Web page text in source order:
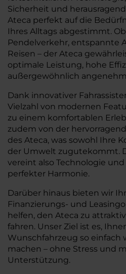
Sicherheit und
Ateca perfekt auf die
Ihres Alltags abgestimmt.
Pendelverkehr, entspannte
Reisen – der Ateca
optimale Leistung, hohe
außergewöhnlich
Dank innovativer
Vielzahl von modernen
zu einem komfortablen
zudem von der
des Ateca, was sowohl Ihre
der Umwelt zugutekommt.
vereint also Technologie
perfekter Harmonie.
Darüber hinaus bieten wir
Finanzierungs- und
helfen, den Ateca zu
fahren. Unser Ziel ist es,
Wunschfahrzeug so einfach
machen – ohne Stress und
Unterstützung.